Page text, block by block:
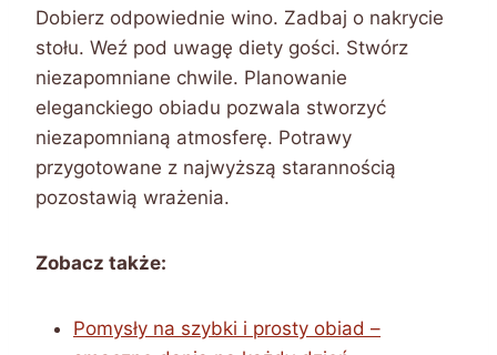
Dobierz odpowiednie wino. Zadbaj o nakrycie
stołu. Weź pod uwagę diety gości. Stwórz
niezapomniane chwile. Planowanie
eleganckiego obiadu pozwala stworzyć
niezapomnianą atmosferę. Potrawy
przygotowane z najwyższą starannością
pozostawią wrażenia.
Zobacz także:
Pomysły na szybki i prosty obiad –